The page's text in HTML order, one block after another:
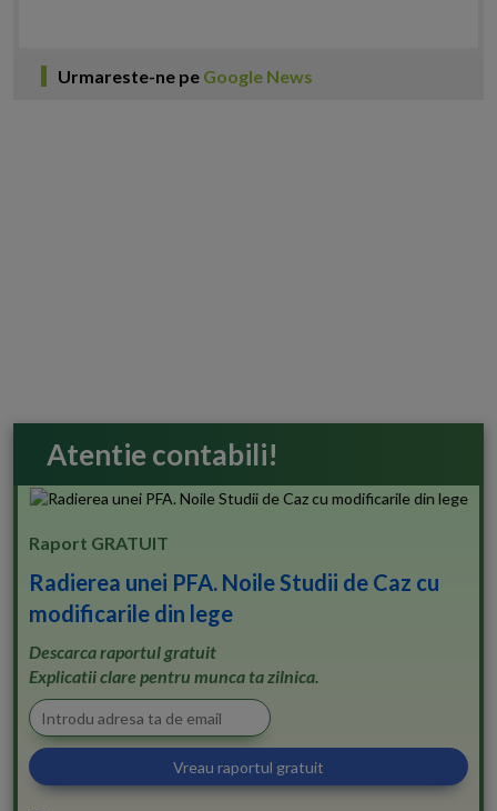
Urmareste-ne pe Google News
Atentie contabili!
Raport GRATUIT
Radierea unei PFA. Noile Studii de Caz cu
modificarile din lege
Descarca raportul gratuit
Explicatii clare pentru munca ta zilnica.